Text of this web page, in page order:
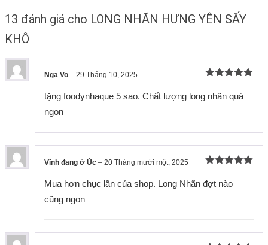
13 đánh giá cho LONG NHÃN HƯNG YÊN SẤY
KHÔ
hạng 55
Nga Vo – 29 Tháng 10, 2025
tặng foodynhaque 5 sao. Chất lượng long nhãn quá
ngon
hạng5
sao
Vĩnh đang ở Úc – 20 Tháng mười một, 2025
Mua hơn chục lần của shop. Long Nhãn đợt nào
cũng ngon